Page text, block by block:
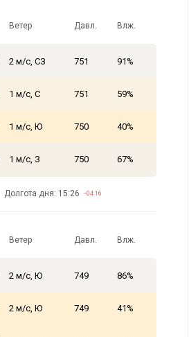
Ветер Давл. Влж.
2 м/с, СЗ 751 91%
1 м/с, С 751 59%
1 м/с, Ю 750 40%
1 м/с, З 750 67%
Долгота дня: 15:26 −04:16
Ветер Давл. Влж.
2 м/с, Ю 749 86%
2 м/с, Ю 749 41%